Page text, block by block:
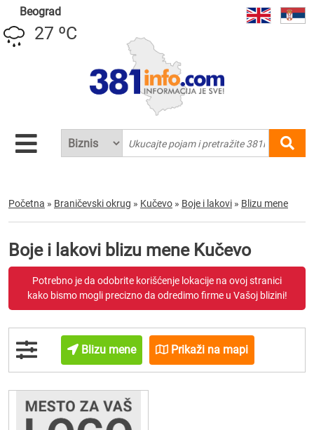
Beograd
27 ºC
Početna » Braničevski okrug » Kučevo » Boje i lakovi » Blizu mene
Boje i lakovi blizu mene Kučevo
Potrebno je da odobrite korišćenje lokacije na ovoj stranici
kako bismo mogli precizno da odredimo firme u Vašoj blizini!
Blizu mene Prikaži na mapi